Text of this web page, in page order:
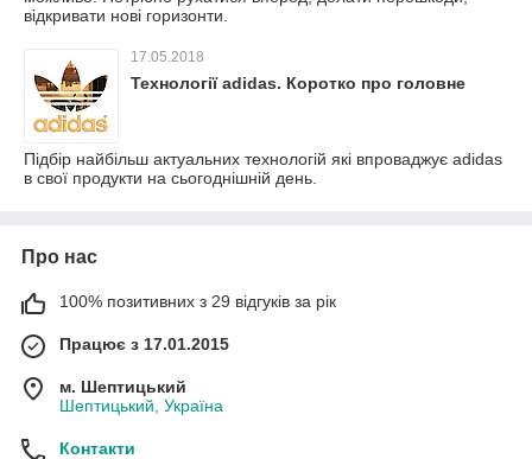
відкривати нові горизонти.
17.05.2018
Технології adidas. Коротко про головне
Підбір найбільш актуальних технологій які впроваджує adidas
в свої продукти на сьогоднішній день.
Про нас
100% позитивних з 29 відгуків за рік
Працює з 17.01.2015
м. Шептицький
Шептицький, Україна
Контакти